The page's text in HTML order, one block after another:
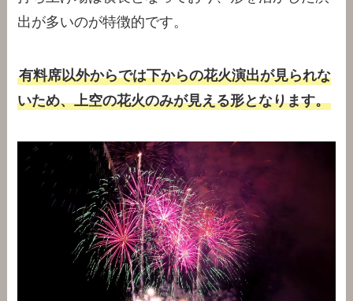
出が多いのが特徴的です。
有料席以外からでは下からの花火演出が見られな
いため、上空の花火のみが見える形となります。